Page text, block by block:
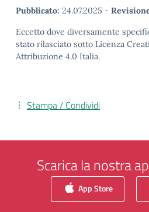
Pubblicato: 24.07.2025 -
Eccetto dove diversamente
stato rilasciato sotto Licenza
Attribuzione 4.0 Italia.
Stampa / Condividi
Scarica la nostra
App Store